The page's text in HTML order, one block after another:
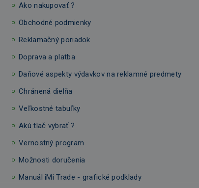
Ako nakupovať ?
Obchodné podmienky
Reklamačný poriadok
Doprava a platba
Daňové aspekty výdavkov na reklamné predmety
Chránená dielňa
Veľkostné tabuľky
Akú tlač vybrať ?
Vernostný program
Možnosti doručenia
Manuál iMi Trade - grafické podklady